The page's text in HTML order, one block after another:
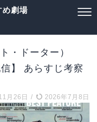
め劇場
・ドーター）
】 あらすじ考察
月26日 / 2026年7月8日